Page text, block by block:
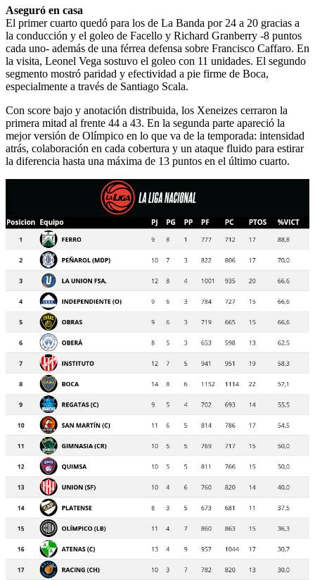
Aseguró en casa
El primer cuarto quedó para los de La Banda por 24 a 20 gracias a
la conducción y el goleo de Facello y Richard Granberry -8 puntos
cada uno- además de una férrea defensa sobre Francisco Caffaro. En
la visita, Leonel Vega sostuvo el goleo con 11 unidades. El segundo
segmento mostró paridad y efectividad a pie firme de Boca,
especialmente a través de Santiago Scala.
Con score bajo y anotación distribuida, los Xeneizes cerraron la
primera mitad al frente 44 a 43. En la segunda parte apareció la
mejor versión de Olímpico en lo que va de la temporada: intensidad
atrás, colaboración en cada cobertura y un ataque fluido para estirar
la diferencia hasta una máxima de 13 puntos en el último cuarto.